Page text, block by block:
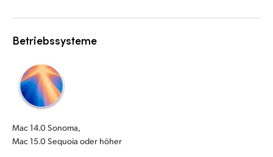
Betriebssysteme
Mac 14.0 Sonoma,
Mac 15.0 Sequoia oder höher